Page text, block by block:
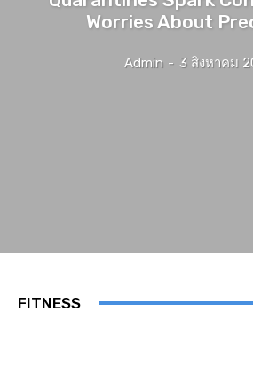
Worries About
Admin - 3 สิงหาคม
FITNESS